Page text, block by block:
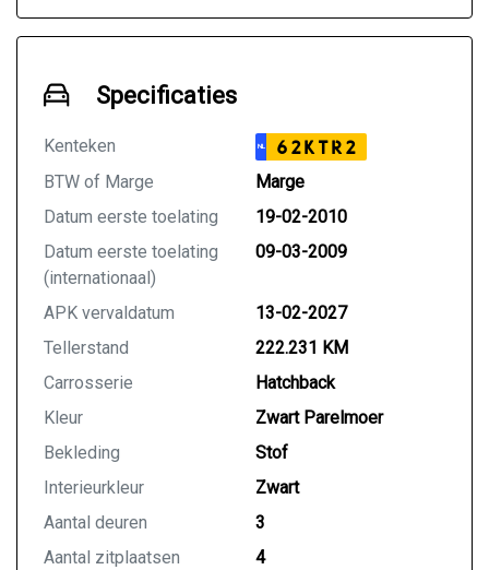
Specificaties
Kenteken NL 62KTR2
BTW of Marge
Marge
Datum eerste toelating
19-02-2010
Datum eerste toelating
(internationaal)
09-03-2009
APK vervaldatum
13-02-2027
Tellerstand
222.231 KM
Carrosserie
Hatchback
Kleur
Zwart Parelmoer
Bekleding
Stof
Interieurkleur
Zwart
Aantal deuren
3
Aantal zitplaatsen
4